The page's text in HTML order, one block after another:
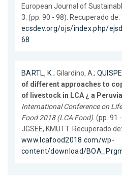
European Journal of
3. (pp. 90 - 98). Recuperado de:
ecsdev.org/ojs/index.php/
68
BARTL, K.; Gilardino, A.;
of different approaches to
of livestock in LCA ¿ a
International Conference on
Food 2018 (LCA Food). (pp. 91
JGSEE, KMUTT. Recuperado de:
www.lcafood2018.com/wp-
content/download/